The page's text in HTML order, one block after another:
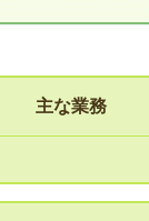
主な業務